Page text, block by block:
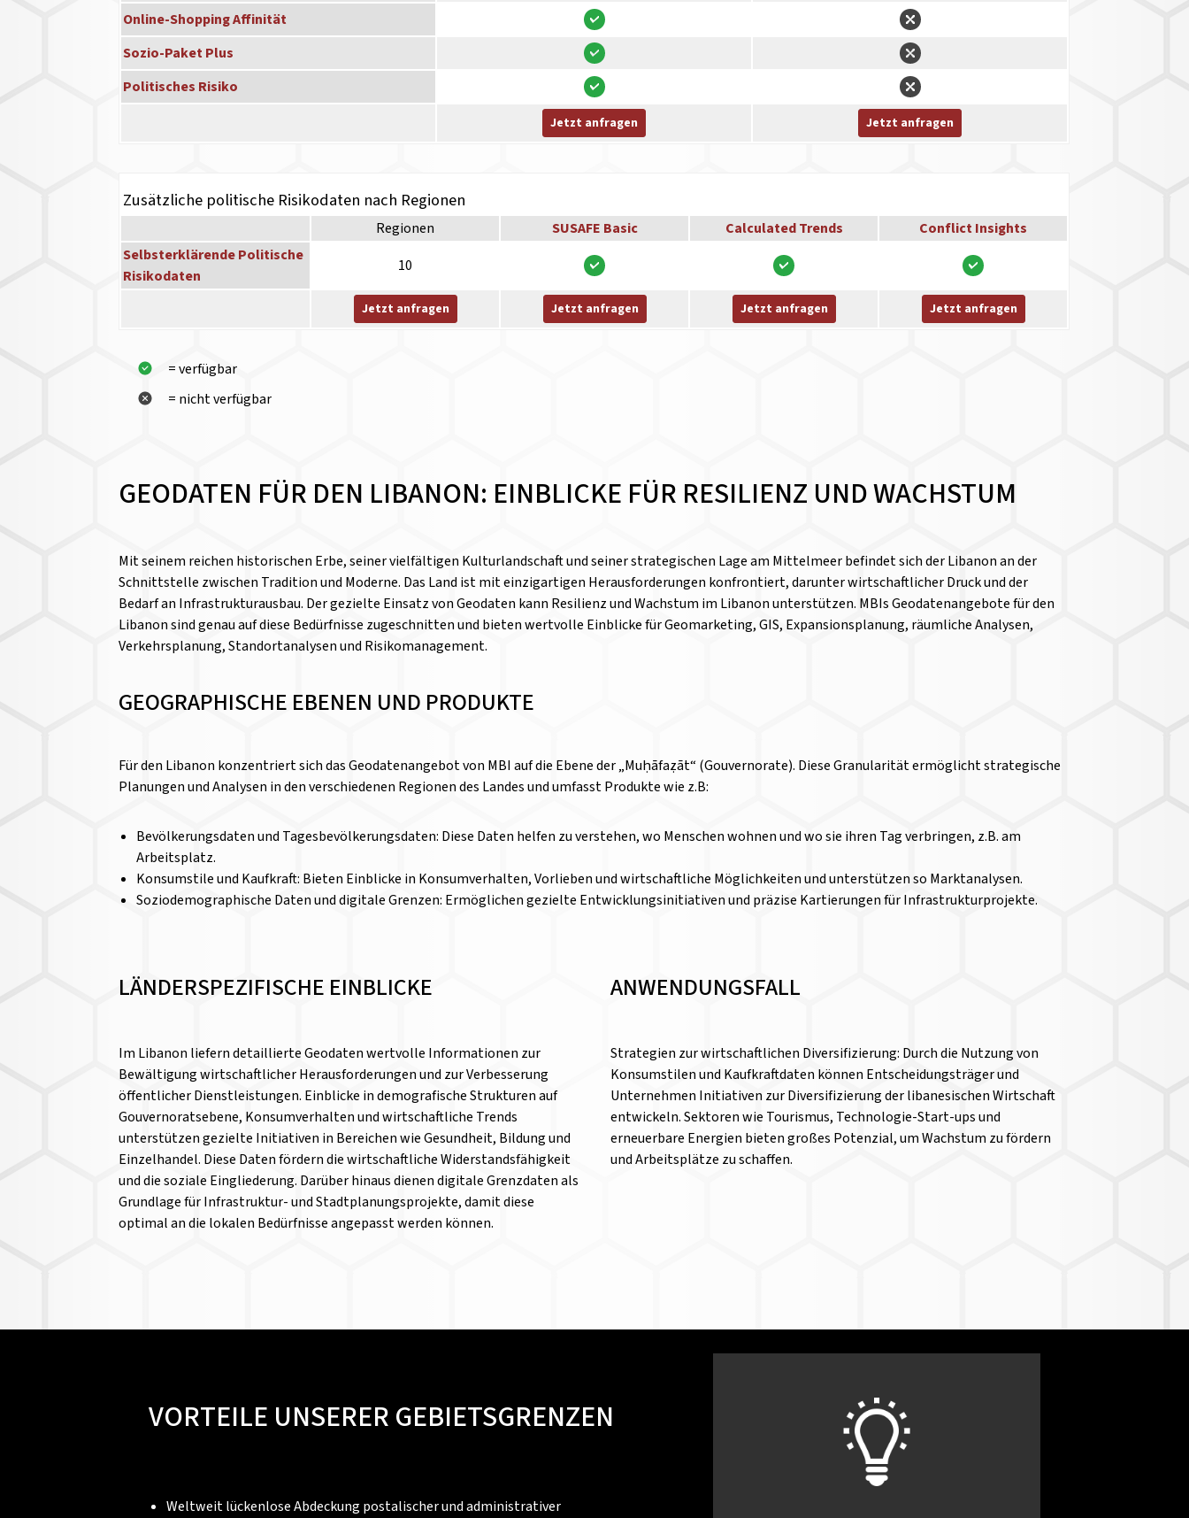
Online-Shopping Affinität
Sozio-Paket Plus
Politisches Risiko
Jetzt anfragen Jetzt anfragen
Zusätzliche politische Risikodaten nach Regionen
Regionen SUSAFE Basic Calculated Trends
Conflict Insights
Selbsterklärende Politische
Risikodaten
10
Jetzt anfragen Jetzt anfragen Jetzt anfragen Jetzt anfragen
= verfügbar
= nicht verfügbar
GEODATEN FÜR DEN LIBANON: EINBLICKE FÜR RESILIENZ UND WACHSTUM
Mit seinem reichen historischen Erbe, seiner vielfältigen Kulturlandschaft und seiner strategischen Lage am Mittelmeer befindet sich der Libanon an der
Schnittstelle zwischen Tradition und Moderne. Das Land ist mit einzigartigen Herausforderungen konfrontiert, darunter wirtschaftlicher Druck und der
Bedarf an Infrastrukturausbau. Der gezielte Einsatz von Geodaten kann Resilienz und Wachstum im Libanon unterstützen. MBIs Geodatenangebote für den
Libanon sind genau auf diese Bedürfnisse zugeschnitten und bieten wertvolle Einblicke für Geomarketing, GIS, Expansionsplanung, räumliche Analysen,
Verkehrsplanung, Standortanalysen und Risikomanagement.
GEOGRAPHISCHE EBENEN UND PRODUKTE
Für den Libanon konzentriert sich das Geodatenangebot von MBI auf die Ebene der „Muḥāfaẓāt“ (Gouvernorate). Diese Granularität ermöglicht strategische
Planungen und Analysen in den verschiedenen Regionen des Landes und umfasst Produkte wie z.B:
Bevölkerungsdaten und Tagesbevölkerungsdaten: Diese Daten helfen zu verstehen, wo Menschen wohnen und wo sie ihren Tag verbringen, z.B. am
Arbeitsplatz.
Konsumstile und Kaufkraft: Bieten Einblicke in Konsumverhalten, Vorlieben und wirtschaftliche Möglichkeiten und unterstützen so Marktanalysen.
Soziodemographische Daten und digitale Grenzen: Ermöglichen gezielte Entwicklungsinitiativen und präzise Kartierungen für Infrastrukturprojekte.
LÄNDERSPEZIFISCHE EINBLICKE
Im Libanon liefern detaillierte Geodaten wertvolle Informationen zur
Bewältigung wirtschaftlicher Herausforderungen und zur Verbesserung
öffentlicher Dienstleistungen. Einblicke in demografische Strukturen auf
Gouvernoratsebene, Konsumverhalten und wirtschaftliche Trends
unterstützen gezielte Initiativen in Bereichen wie Gesundheit, Bildung und
Einzelhandel. Diese Daten fördern die wirtschaftliche Widerstandsfähigkeit
und die soziale Eingliederung. Darüber hinaus dienen digitale Grenzdaten als
Grundlage für Infrastruktur- und Stadtplanungsprojekte, damit diese
optimal an die lokalen Bedürfnisse angepasst werden können.
ANWENDUNGSFALL
Strategien zur wirtschaftlichen Diversifizierung: Durch die Nutzung von
Konsumstilen und Kaufkraftdaten können Entscheidungsträger und
Unternehmen Initiativen zur Diversifizierung der libanesischen Wirtschaft
entwickeln. Sektoren wie Tourismus, Technologie-Start-ups und
erneuerbare Energien bieten großes Potenzial, um Wachstum zu fördern
und Arbeitsplätze zu schaffen.
VORTEILE UNSERER GEBIETSGRENZEN
Weltweit lückenlose Abdeckung postalischer und administrativer